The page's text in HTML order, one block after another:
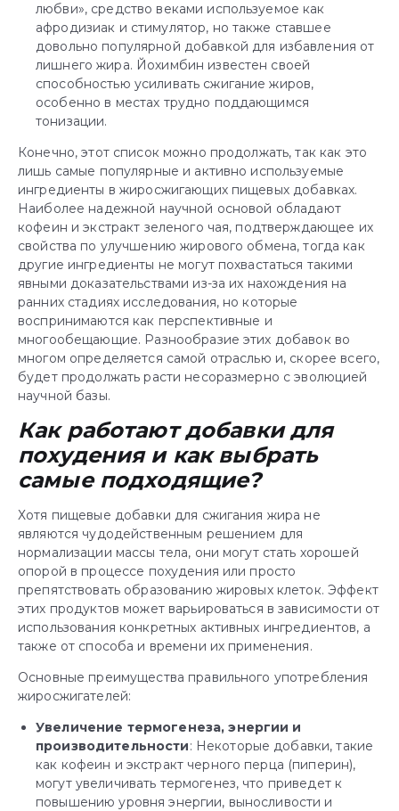
любви», средство веками используемое как
афродизиак и стимулятор, но также ставшее
довольно популярной добавкой для избавления от
лишнего жира. Йохимбин известен своей
способностью усиливать сжигание жиров,
особенно в местах трудно поддающимся
тонизации.
Конечно, этот список можно продолжать, так как это
лишь самые популярные и активно используемые
ингредиенты в жиросжигающих пищевых добавках.
Наиболее надежной научной основой обладают
кофеин и экстракт зеленого чая, подтверждающее их
свойства по улучшению жирового обмена, тогда как
другие ингредиенты не могут похвастаться такими
явными доказательствами из-за их нахождения на
ранних стадиях исследования, но которые
воспринимаются как перспективные и
многообещающие. Разнообразие этих добавок во
многом определяется самой отраслью и, скорее всего,
будет продолжать расти несоразмерно с эволюцией
научной базы.
Как работают добавки для
похудения и как выбрать
самые подходящие?
Хотя пищевые добавки для сжигания жира не
являются чудодейственным решением для
нормализации массы тела, они могут стать хорошей
опорой в процессе похудения или просто
препятствовать образованию жировых клеток. Эффект
этих продуктов может варьироваться в зависимости от
использования конкретных активных ингредиентов, а
также от способа и времени их применения.
Основные преимущества правильного употребления
жиросжигателей:
Увеличение термогенеза, энергии и
производительности: Некоторые добавки, такие
как кофеин и экстракт черного перца (пиперин),
могут увеличивать термогенез, что приведет к
повышению уровня энергии, выносливости и